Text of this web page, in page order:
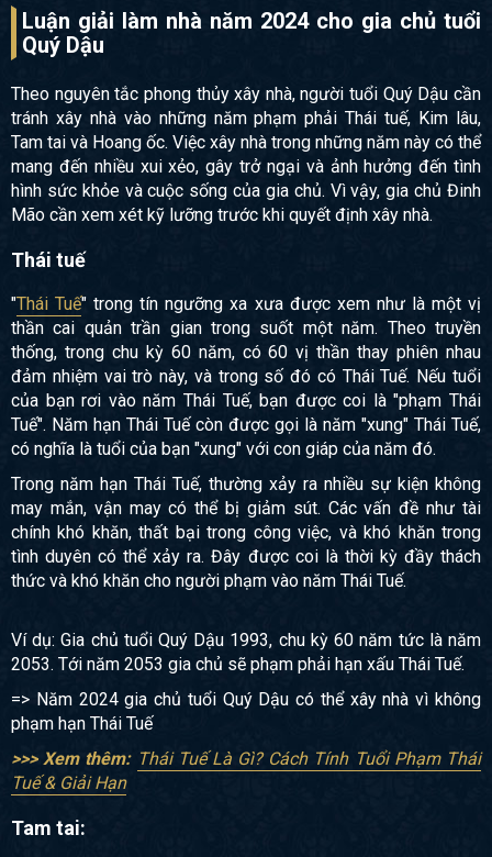
Luận giải làm nhà năm 2024 cho gia chủ tuổi
Quý Dậu
Theo nguyên tắc phong thủy xây nhà, người tuổi Quý Dậu cần
tránh xây nhà vào những năm phạm phải Thái tuế, Kim lâu,
Tam tai và Hoang ốc. Việc xây nhà trong những năm này có thể
mang đến nhiều xui xẻo, gây trở ngại và ảnh hưởng đến tình
hình sức khỏe và cuộc sống của gia chủ. Vì vậy, gia chủ Đinh
Mão cần xem xét kỹ lưỡng trước khi quyết định xây nhà.
Thái tuế
"Thái Tuế" trong tín ngưỡng xa xưa được xem như là một vị
thần cai quản trần gian trong suốt một năm. Theo truyền
thống, trong chu kỳ 60 năm, có 60 vị thần thay phiên nhau
đảm nhiệm vai trò này, và trong số đó có Thái Tuế. Nếu tuổi
của bạn rơi vào năm Thái Tuế, bạn được coi là "phạm Thái
Tuế". Năm hạn Thái Tuế còn được gọi là năm "xung" Thái Tuế,
có nghĩa là tuổi của bạn "xung" với con giáp của năm đó.
Trong năm hạn Thái Tuế, thường xảy ra nhiều sự kiện không
may mắn, vận may có thể bị giảm sút. Các vấn đề như tài
chính khó khăn, thất bại trong công việc, và khó khăn trong
tình duyên có thể xảy ra. Đây được coi là thời kỳ đầy thách
thức và khó khăn cho người phạm vào năm Thái Tuế.
Ví dụ: Gia chủ tuổi Quý Dậu 1993, chu kỳ 60 năm tức là năm
2053. Tới năm 2053 gia chủ sẽ phạm phải hạn xấu Thái Tuế.
=> Năm 2024 gia chủ tuổi Quý Dậu có thể xây nhà vì không
phạm hạn Thái Tuế
>>> Xem thêm: Thái Tuế Là Gì? Cách Tính Tuổi Phạm Thái
Tuế & Giải Hạn
Tam tai: